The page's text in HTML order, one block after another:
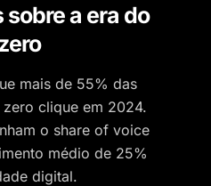
a era do
mais de 55% das
clique em 2024.
o share of voice
médio de 25%
digital.